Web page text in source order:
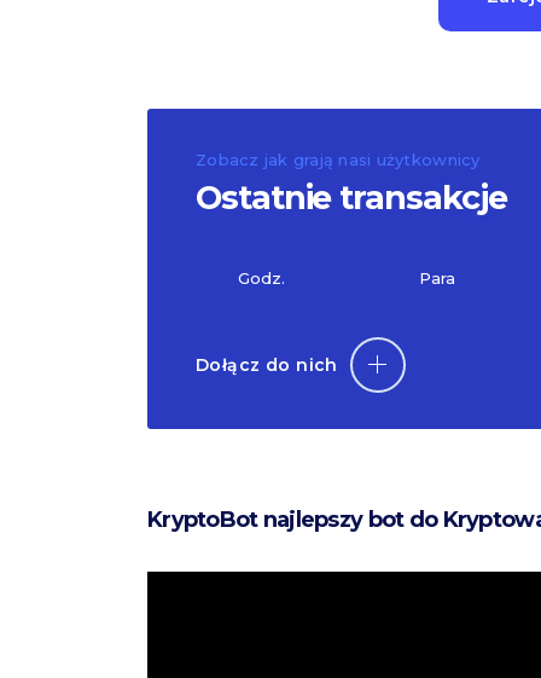
Zobacz jak grają nasi użytkownicy
Ostatnie transakcje
Godz. Para
Dołącz do nich
KryptoBot najlepszy bot do